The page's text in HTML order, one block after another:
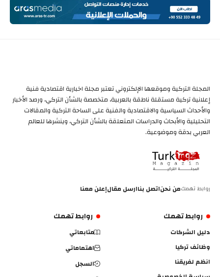
المجلة التركية وموقعها الإلكتروني تعتبر مجلة اخبارية اقتصادية فنية
إعلانية تركية مستقلة ناطقة بالعربية، متخصصة بالشأن التركي، ورصد الأخبار
والأحداث السياسية والاقتصادية والفنية على الساحة التركية والمقالات
التحليلية والأبحاث والدراسات المتعلقة بالشأن التركي، وينشرها للعالم
العربي بدقة وموضوعية.
روابط تهمكمن نحناتصل بناارسل مقالإعلن معنا
روابط تهمك
دليل الشركات
وظائف تركيا
انظم لفريقنا
روابط تهمك
متابعاتي
اهتماماتي
السجل